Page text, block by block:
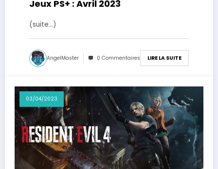
Jeux PS+ : Avril 2023
(suite…)
AngelMaster 0 Commentaires LIRE LA SUITE
03/04/2023